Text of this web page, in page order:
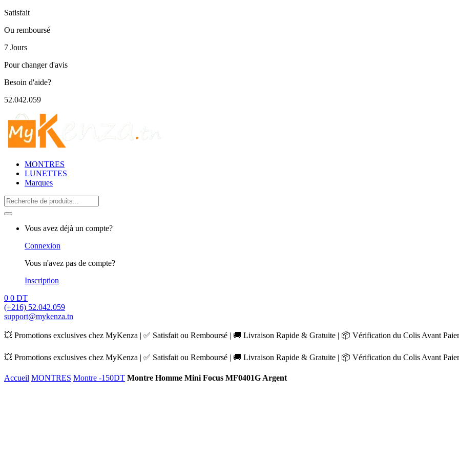
Satisfait
Ou remboursé
7 Jours
Pour changer d'avis
Besoin d'aide?
52.042.059
MONTRES
LUNETTES
Marques
Search
for:
Vous avez déjà un compte?
Connexion
Vous n'avez pas de compte?
Inscription
0 0 DT
(+216) 52.042.059
support@mykenza.tn
💥 Promotions exclusives chez MyKenza | ✅ Satisfait ou Remboursé | 🚚 Livraison Rapide & Gratuite | 📦 Vérification du Colis Avant
💥 Promotions exclusives chez MyKenza | ✅ Satisfait ou Remboursé | 🚚 Livraison Rapide & Gratuite | 📦 Vérification du Colis Avant
Accueil MONTRES Montre -150DT Montre Homme Mini Focus MF0401G Argent